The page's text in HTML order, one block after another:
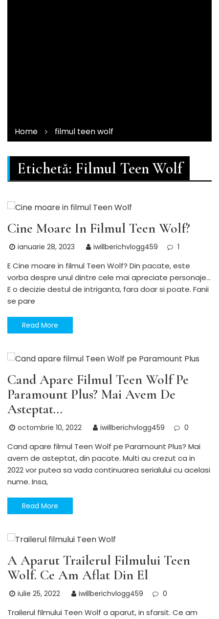
Home filmul teen wolf
Etichetă: Filmul Teen Wolf
Cine Moare In Filmul Teen Wolf?
ianuarie 28, 2023 iwillberichvlogg459 1
E Cine moare in filmul Teen Wolf? Din pacate, este
vorba despre unul dintre cele mai apreciate personaje…
E o decizie destul de intriganta, fara doar si poate. Fanii
se pare
Read More
Cand Apare Filmul Teen Wolf Pe
Paramount Plus? Mai Avem De
Asteptat…
octombrie 10, 2022 iwillberichvlogg459 0
Cand apare filmul Teen Wolf pe Paramount Plus? Mai
avem de asteptat, din pacate. Multi au crezut ca in
2022 vor putea sa vada continuarea serialului cu acelasi
nume. Insa,
Read More
A Aparut Trailerul Filmului Teen
Wolf. Ce Am Aflat Din El
iulie 25, 2022 iwillberichvlogg459 0
Trailerul filmului Teen Wolf a aparut, in sfarsit. Ce am